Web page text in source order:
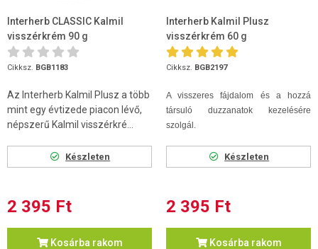
Interherb CLASSIC Kalmil
visszérkrém 90 g
Cikksz. BGB1183
Az Interherb Kalmil Plusz a több
mint egy évtizede piacon lévő,
népszerű Kalmil visszérkré...
Készleten
2 395 Ft
Kosárba rakom
Interherb Kalmil Plusz
visszérkrém 60 g
Cikksz. BGB2197
A visszeres fájdalom és a hozzá
társuló duzzanatok kezelésére
szolgál.
Készleten
2 395 Ft
Kosárba rakom